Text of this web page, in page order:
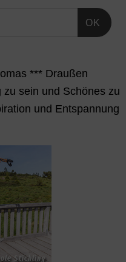
OK
*** Draußen
sein und Schönes zu
und Entspannung